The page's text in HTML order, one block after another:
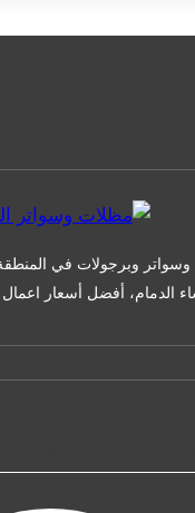
قماش
الدمام
سواتر
قماش
–
حداد
الخبر
وبرجولات في المنطقة
الدمام، أفضل أسعار اعمال